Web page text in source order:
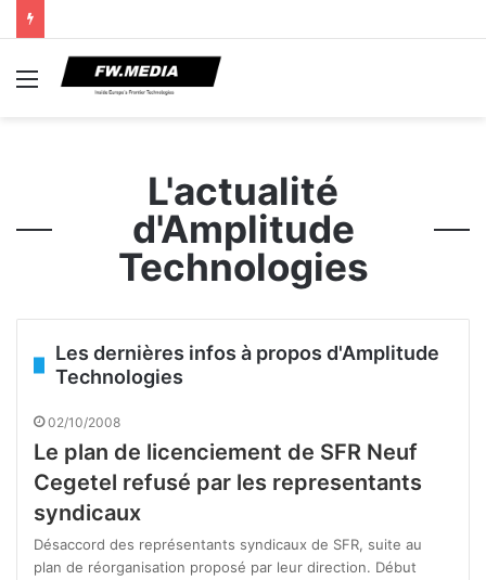
Menu
L'actualité
d'Amplitude
Technologies
Les dernières infos à propos d'Amplitude
Technologies
02/10/2008
Le plan de licenciement de SFR Neuf
Cegetel refusé par les representants
syndicaux
Désaccord des représentants syndicaux de SFR, suite au
plan de réorganisation proposé par leur direction. Début